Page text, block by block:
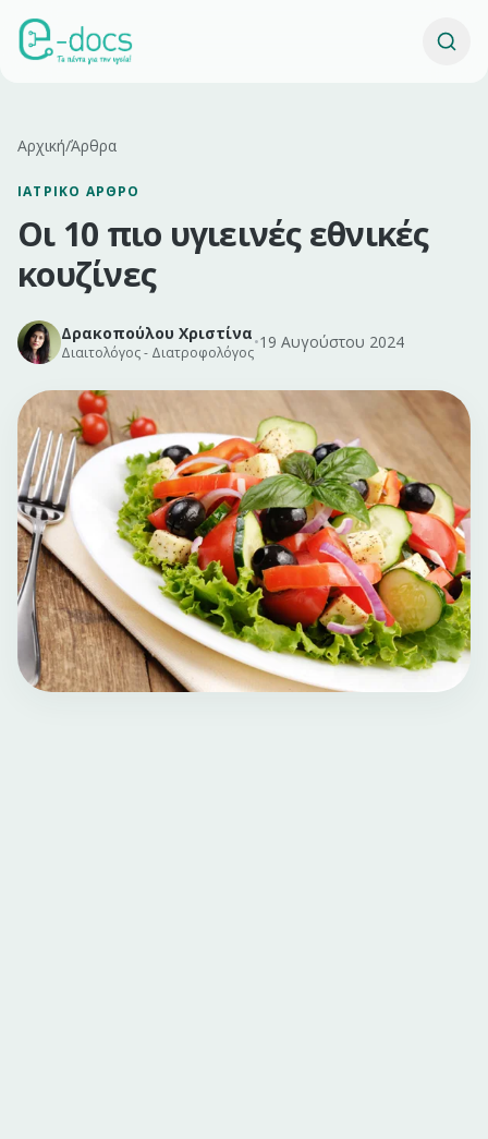
Αρχική/Άρθρα
ΙΑΤΡΙΚΌ ΆΡΘΡΟ
Οι 10 πιο υγιεινές εθνικές
κουζίνες
Δρακοπούλου Χριστίνα
Διαιτολόγος - Διατροφολόγος
•19 Αυγούστου 2024